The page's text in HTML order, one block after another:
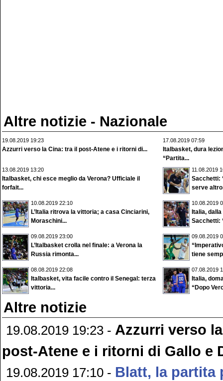
Altre notizie - Nazionale
19.08.2019 19:23
Azzurri verso la Cina: tra il post-Atene e i ritorni di...
17.08.2019 07:59
Italbasket, dura
“Partita...
13.08.2019 13:20
Italbasket, chi esce meglio da Verona? Ufficiale il
forfait...
11.08.2019
Sacchetti:
serve
10.08.2019 22:10
L’Italia ritrova la vittoria; a casa Cinciarini,
Moraschini...
10.08.2019
Italia,
Sacchetti:
09.08.2019 23:00
L’Italbasket crolla nel finale: a Verona la
Russia rimonta...
09.08.2019
tiene
08.08.2019 22:08
Italbasket, vita facile contro il Senegal: terza
vittoria...
07.08.2019
Italia,
“Dopo
Altre notizie
19.08.2019 19:23 - Azzurri verso
post-Atene e i ritorni di Gallo e
19.08.2019 17:10 - Blatt, la partita